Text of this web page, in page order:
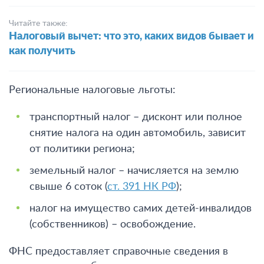
Читайте также:
Налоговый вычет: что это, каких видов бывает и
как получить
Региональные налоговые льготы:
транспортный налог – дисконт или полное
снятие налога на один автомобиль, зависит
от политики региона;
земельный налог – начисляется на землю
свыше 6 соток (ст. 391 НК РФ);
налог на имущество самих детей-инвалидов
(собственников) – освобождение.
ФНС предоставляет справочные сведения в